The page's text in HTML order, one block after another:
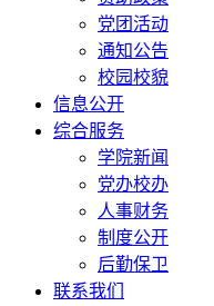
党团活动
通知公告
校园校貌
信息公开
综合服务
学院新闻
党办校办
人事财务
制度公开
后勤保卫
联系我们